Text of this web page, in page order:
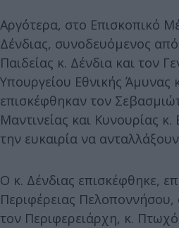
Αργότερα, στο Επισκοπικό
Δένδιας, συνοδευόμενος
Παιδείας κ. Δένδια και τον
Υπουργείου Εθνικής Άμυνας
επισκέφθηκαν τον
Μαντινείας και Κυνουρίας
την ευκαιρία να
Ο κ. Δένδιας επισκέφθηκε,
Περιφέρειας
τον Περιφερειάρχη, κ.